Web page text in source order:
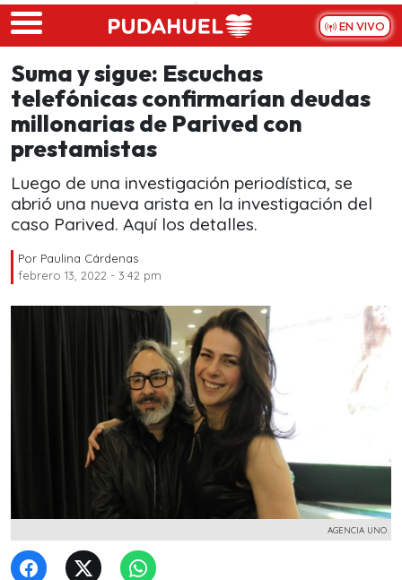
Skip to main content
EN VIVO
Suma y sigue: Escuchas
telefónicas confirmarían deudas
millonarias de Parived con
prestamistas
Luego de una investigación periodística, se
abrió una nueva arista en la investigación del
caso Parived. Aquí los detalles.
Por Paulina Cárdenas
febrero 13, 2022 - 3:42 pm
AGENCIA UNO